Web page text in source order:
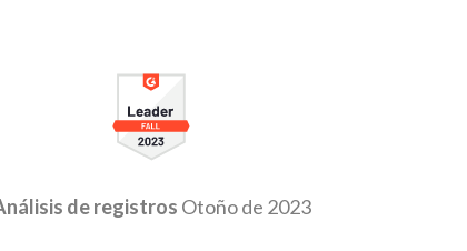
de registros Otoño de 2023